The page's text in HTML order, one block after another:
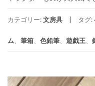
カテゴリー:文房具 タグ:
ム、 筆箱、 色鉛筆、 遊戯王、